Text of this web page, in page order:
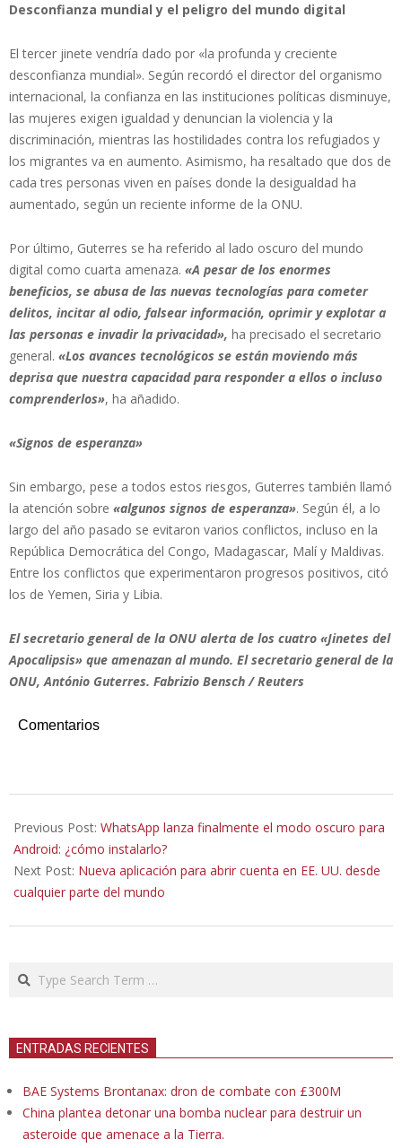
Desconfianza mundial y el peligro del mundo digital
El tercer jinete vendría dado por «la profunda y creciente
desconfianza mundial». Según recordó el director del organismo
internacional, la confianza en las instituciones políticas disminuye,
las mujeres exigen igualdad y denuncian la violencia y la
discriminación, mientras las hostilidades contra los refugiados y
los migrantes va en aumento. Asimismo, ha resaltado que dos de
cada tres personas viven en países donde la desigualdad ha
aumentado, según un reciente informe de la ONU.
Por último, Guterres se ha referido al lado oscuro del mundo
digital como cuarta amenaza. «A pesar de los enormes
beneficios, se abusa de las nuevas tecnologías para cometer
delitos, incitar al odio, falsear información, oprimir y explotar a
las personas e invadir la privacidad», ha precisado el secretario
general. «Los avances tecnológicos se están moviendo más
deprisa que nuestra capacidad para responder a ellos o incluso
comprenderlos», ha añadido.
«Signos de esperanza»
Sin embargo, pese a todos estos riesgos, Guterres también llamó
la atención sobre «algunos signos de esperanza». Según él, a lo
largo del año pasado se evitaron varios conflictos, incluso en la
República Democrática del Congo, Madagascar, Malí y Maldivas.
Entre los conflictos que experimentaron progresos positivos, citó
los de Yemen, Siria y Libia.
El secretario general de la ONU alerta de los cuatro «Jinetes del
Apocalipsis» que amenazan al mundo. El secretario general de la
ONU, António Guterres. Fabrizio Bensch / Reuters
Comentarios
01-
24
Previous Post: WhatsApp lanza finalmente el modo oscuro para
Android: ¿cómo instalarlo?
Next Post: Nueva aplicación para abrir cuenta en EE. UU. desde
cualquier parte del mundo
Search
ENTRADAS RECIENTES
BAE Systems Brontanax: dron de combate con £300M
China plantea detonar una bomba nuclear para destruir un
asteroide que amenace a la Tierra.